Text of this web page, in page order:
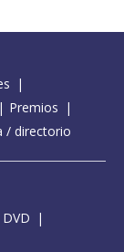
Premios
/ directorio
DVD